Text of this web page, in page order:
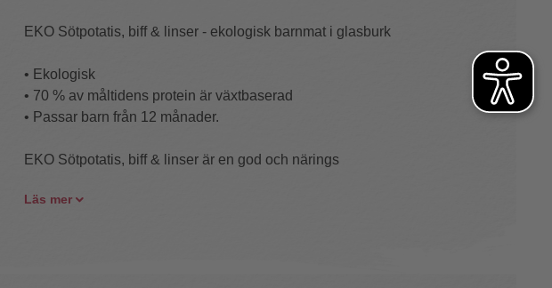
EKO Sötpotatis, biff & linser - ekologisk barnmat i glasburk
• Ekologisk
• 70 % av måltidens protein är växtbaserad
• Passar barn från 12 månader.
EKO Sötpotatis, biff & linser är en god och närings
Läs mer